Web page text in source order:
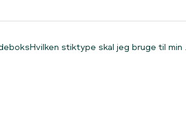
Om Clevers hjemmeladeboks
Hvilken stiktype skal jeg bruge til min ...